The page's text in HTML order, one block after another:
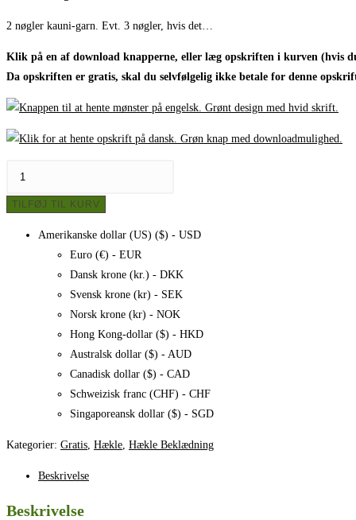
2 nøgler kauni-garn. Evt. 3 nøgler, hvis det…
Klik på en af download knapperne, eller læg opskriften i kurven (hvis
Da opskriften er gratis, skal du selvfølgelig ikke betale for denne
TILFØJ TIL KURV
Amerikanske dollar (US) ($) - USD
Euro (€) - EUR
Dansk krone (kr.) - DKK
Svensk krone (kr) - SEK
Norsk krone (kr) - NOK
Hong Kong-dollar ($) - HKD
Australsk dollar ($) - AUD
Canadisk dollar ($) - CAD
Schweizisk franc (CHF) - CHF
Singaporeansk dollar ($) - SGD
Kategorier: Gratis, Hækle, Hækle Beklædning
Beskrivelse
Beskrivelse